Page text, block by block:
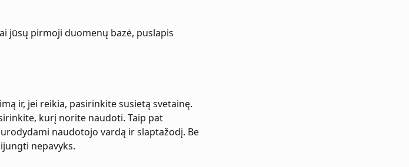
jūsų pirmoji duomenų bazė, puslapis
ir, jei reikia, pasirinkite susietą svetainę.
kurį norite naudoti. Taip pat
naudotojo vardą ir slaptažodį. Be
nepavyks.